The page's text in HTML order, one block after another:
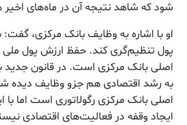
شود که شاهد نتیجه آن در ماه‌های
او با اشاره به وظایف بانک مرکزی، گفت:
پول تنظیم‌گری کند. حفظ ارزش پول ملی
اصلی بانک مرکزی است. در قانون
به رشد اقتصادی هم جزو وظایف دیده
اصلی بانک مرکزی رگولاتوری است اما با
ایجاد وقفه در فعالیت‌های اقتصادی